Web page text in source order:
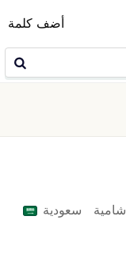
أضف كلمة
شامية
سعودية